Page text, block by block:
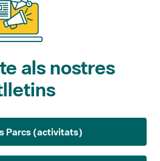
als nostres
Parcs (activitats)
dels Parcs